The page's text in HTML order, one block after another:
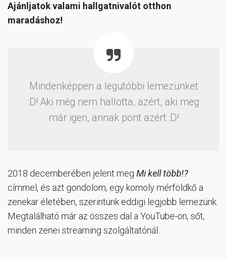
Ajánljatok valami hallgatnivalót otthon
maradáshoz!
Mindenképpen a legutóbbi lemezünket
:D! Aki még nem hallotta, azért, aki meg
már igen, annak pont azért :D!
2018 decemberében jelent meg Mi kell több!?
címmel, és azt gondolom, egy komoly mérföldkő a
zenekar életében, szerintünk eddigi legjobb lemezünk.
Megtalálható már az összes dal a YouTube-on, sőt,
minden zenei streaming szolgáltatónál.